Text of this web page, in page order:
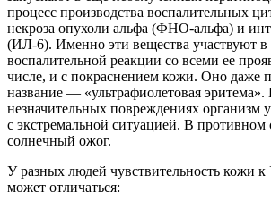
процесс производства воспалительных
некроза опухоли альфа (ФНО-альфа) и
(ИЛ-6). Именно эти вещества участвуют в
воспалительной реакции со всеми ее
числе, и с покраснением кожи. Оно даже
название — «ультрафиолетовая эритема».
незначительных повреждениях организм
с экстремальной ситуацией. В противном
солнечный ожог.
У разных людей чувствительность кожи
может отличаться: